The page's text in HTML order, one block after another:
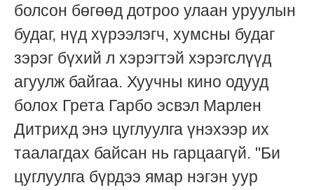
болсон бөгөөд дотроо улаан уруулын
будаг, нүд хүрээлэгч, хумсны будаг
зэрэг бүхий л хэрэгтэй хэрэгслүүд
агуулж байгаа. Хуучны кино одууд
болох Грета Гарбо эсвэл Марлен
Дитрихд энэ цуглуулга үнэхээр их
таалагдах байсан нь гарцаагүй. "Би
цуглуулга бүрдээ ямар нэгэн уур